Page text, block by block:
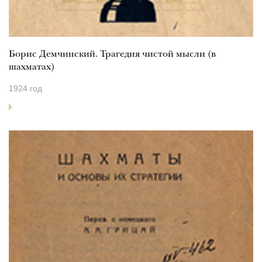
Борис Демчинский. Трагедия чистой мысли (в
шахматах)
1924 год